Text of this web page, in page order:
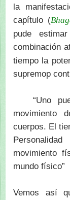
la
capítulo (
pude
combinación
tiempo la
supremop
“Uno
movimiento
cuerpos. El
movimiento
mundo físico”
Vemos así